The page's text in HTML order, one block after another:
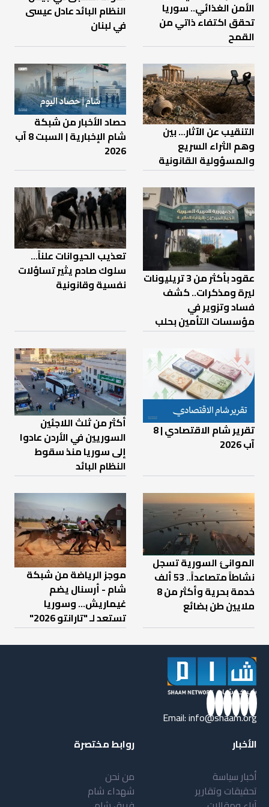
الأمن الغذائي.. سوريا
تحقق اكتفاء ذاتي من
القمح
النظام البائد عادل عيسى
في لبنان
التنقيب عن الآثار… بين
وهم الثراء السريع
والمسؤولية القانونية
حصاد الأخبار من شبكة
شام الإخبارية | السبت 8 آب
2026
عقود بأكثر من 3 تريليونات
ليرة ومذكرات.. كشف
فساد وتزوير في
مؤسسات التأمين بحلب
تعذيب الحيوانات علناً…
سلوك صادم يثير تساؤلات
نفسية وقانونية
تقرير شام الاقتصادي | 8
آب 2026
أكثر من ثلث اللاجئين
السوريين في الأردن عادوا
إلى سوريا منذ سقوط
النظام البائد
الموانئ السورية تسجل
نشاطاً متصاعداً.. 53 ألف
خدمة بحرية وأكثر من 8
ملايين طن بضائع
موجز الرياضة من شبكة
شام - أرسنال يضم
غيماريش... وسوريا
تستعد لـ "تارانتو 2026"
Email:info@shaam.org
الأخبار
أخبار سياسة
تحقيقات وتقارير
روابط مختصرة
من نحن
شهداء شام